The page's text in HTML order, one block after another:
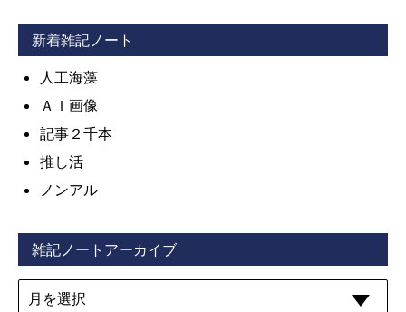
新着雑記ノート
人工海藻
ＡＩ画像
記事２千本
推し活
ノンアル
雑記ノートアーカイブ